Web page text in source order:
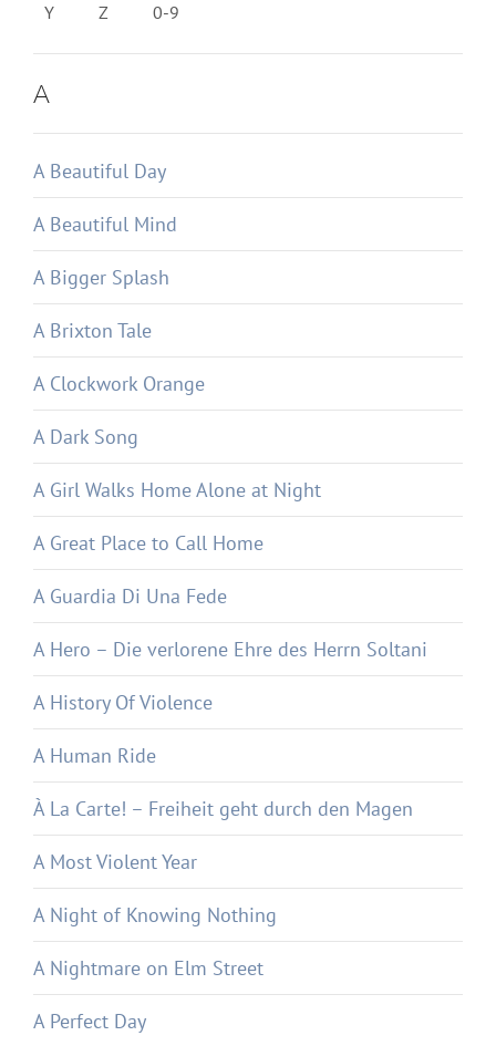
Y
Z 0-9
A
A Beautiful Day
A Beautiful Mind
A Bigger Splash
A Brixton Tale
A Clockwork Orange
A Dark Song
A Girl Walks Home Alone at Night
A Great Place to Call Home
A Guardia Di Una Fede
A Hero – Die verlorene Ehre des Herrn Soltani
A History Of Violence
A Human Ride
À La Carte! – Freiheit geht durch den Magen
A Most Violent Year
A Night of Knowing Nothing
A Nightmare on Elm Street
A Perfect Day